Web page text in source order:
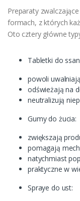
Preparaty
formach, z których
Oto cztery główne
Tabletki do
powoli
odświeżają na
neutralizują
Gumy do żucia:
zwiększają
pomagają
natychmiast
praktyczne w
Spraye do ust: